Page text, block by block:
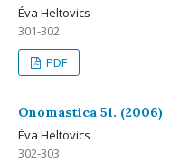
Éva Heltovics
301-302
PDF
Onomastica 51. (2006)
Éva Heltovics
302-303